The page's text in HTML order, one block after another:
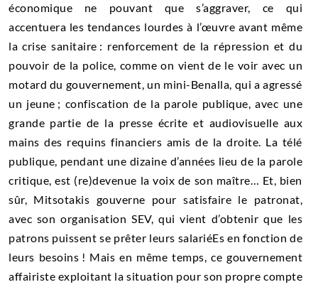
économique ne pouvant que s’aggraver, ce qui
accentuera les tendances lourdes à l’œuvre avant même
la crise sanitaire : renforcement de la répression et du
pouvoir de la police, comme on vient de le voir avec un
motard du gouvernement, un mini-Benalla, qui a agressé
un jeune ; confiscation de la parole publique, avec une
grande partie de la presse écrite et audiovisuelle aux
mains des requins financiers amis de la droite. La télé
publique, pendant une dizaine d’années lieu de la parole
critique, est (re)devenue la voix de son maître… Et, bien
sûr, Mitsotakis gouverne pour satisfaire le patronat,
avec son organisation SEV, qui vient d’obtenir que les
patrons puissent se prêter leurs salariéEs en fonction de
leurs besoins ! Mais en même temps, ce gouvernement
affairiste exploitant la situation pour son propre compte